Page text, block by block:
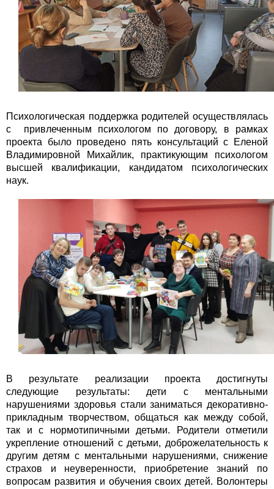
Психологическая поддержка родителей осуществлялась
с привлеченным психологом по договору, в рамках
проекта было проведено пять консультаций с Еленой
Владимировной Михайлик, практикующим психологом
высшей квалификации, кандидатом психологических
наук.
В результате реализации проекта достигнуты
следующие результаты: дети с ментальными
нарушениями здоровья стали заниматься декоративно-
прикладным творчеством, общаться как между собой,
так и с нормотипичными детьми. Родители отметили
укрепление отношений с детьми, доброжелательность к
другим детям с ментальными нарушениями, снижение
страхов и неуверенности, приобретение знаний по
вопросам развития и обучения своих детей. Волонтеры